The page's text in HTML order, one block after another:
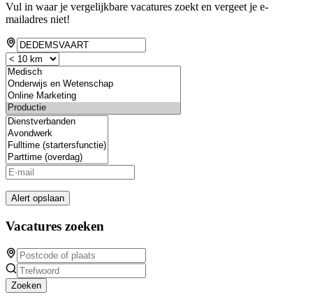
Vul in waar je vergelijkbare vacatures zoekt en vergeet je e-
mailadres niet!
Alert opslaan
Vacatures zoeken
Zoeken